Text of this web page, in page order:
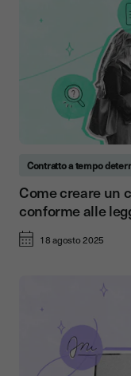
Contratto a tempo
Come creare un
conforme alle
18 agosto 2025